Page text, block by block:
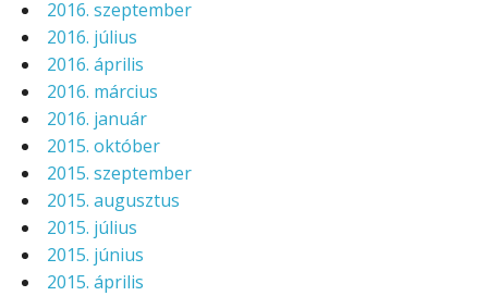
2016. szeptember
2016. július
2016. április
2016. március
2016. január
2015. október
2015. szeptember
2015. augusztus
2015. július
2015. június
2015. április